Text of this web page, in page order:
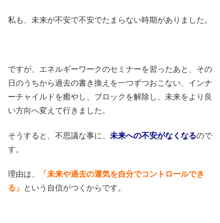
私も、未来が不安で不安でたまらない時期がありました。
ですが、エネルギーワークのセミナーを習ったあと、その
日のうちから過去の書き換えを一つずつおこない、インナ
ーチャイルドを癒やし、ブロックを解除し、未来をより良
い方向へ変えて行きました。
そうすると、不思議な事に、 未来への不安がなくなるので
す。
理由は、
「未来や過去の運気を自分でコントロールでき
る」 という自信がつくからです。